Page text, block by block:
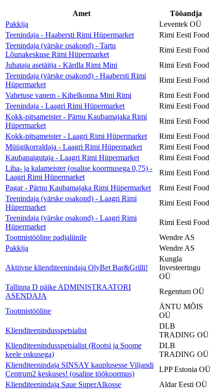
Amet
Tööandja
Pakkija
Leventek OÜ
Teenindaja - Haabersti Rimi Hüpermarket
Rimi Eesti Food
Teenindaja (värske osakond) - Tartu
Lõunakeskuse Rimi Hüpermarket
Rimi Eesti Food
Juhataja asetäitja - Kärdla Rimi Mini
Rimi Eesti Food
Teenindaja (värske osakond) - Haabersti Rimi
Hüpermarket
Rimi Eesti Food
Vahetuse vanem - Kihelkonna Mini Rimi
Rimi Eesti Food
Teenindaja - Laagri Rimi Hüpermarket
Rimi Eesti Food
Kokk-pitsameister - Pärnu Kaubamajaka Rimi
Hüpermarket
Rimi Eesti Food
Kokk-pitsameister - Laagri Rimi Hüpermarket
Rimi Eesti Food
Müügikorraldaja - Laagri Rimi Hüpermarket
Rimi Eesti Food
Kaubapaigutaja - Laagri Rimi Hüpermarket
Rimi Eesti Food
Liha- ja kalameister (osalise koormusega 0,75) -
Laagri Rimi Hüpermarket
Rimi Eesti Food
Pagar - Pärnu Kaubamajaka Rimi Hüpermarket
Rimi Eesti Food
Teenindaja (värske osakond) - Laagri Rimi
Hüpermarket
Rimi Eesti Food
Teenindaja (värske osakond) - Laagri Rimi
Hüpermarket
Rimi Eesti Food
Tootmistööline padjaliinile
Wendre AS
Pakkija
Wendre AS
Aktiivne klienditeenindaja OlyBet Bar&Grilli!
Kungla
Investeeringu
OÜ
Tallinna D päike ADMINISTRAATORI
ASENDAJA
Regentum OÜ
Tootmistööline
ÄNTU MÕIS
OÜ
Klienditeenindusspetsialist
DLB
TRADING OÜ
Klienditeenindusspetsialist (Rootsi ja Soome
keele oskusega)
DLB
TRADING OÜ
Klienditeenindaja SINSAY kauplusesse Viljandi
Centrum2 keskuses! (osaline töökoormus)
LPP Estonia OÜ
Klienditeenindaja Saue SuperAlkosse
Aldar Eesti OÜ